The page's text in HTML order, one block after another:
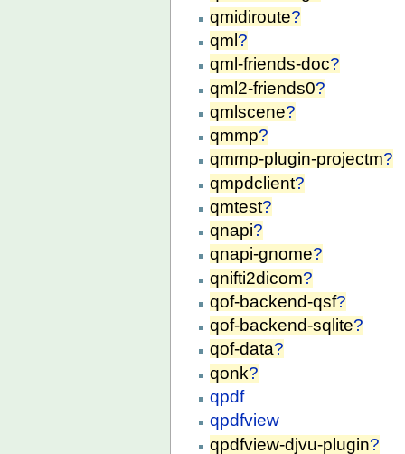
qmidiroute?
qml ?
qml-friends-doc?
qml2-friends0?
qmlscene?
qmmp?
qmmp-plugin-projectm?
qmpdclient?
qmtest?
qnapi?
qnapi-gnome?
qnifti2dicom?
qof-backend-qsf?
qof-backend-sqlite?
qof-data?
qonk?
qpdf
qpdfview
qpdfview-djvu-plugin?